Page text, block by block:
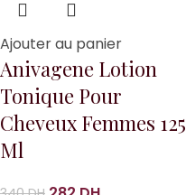
Ajouter au panier
Anivagene Lotion
Tonique Pour
Cheveux Femmes 125
Ml